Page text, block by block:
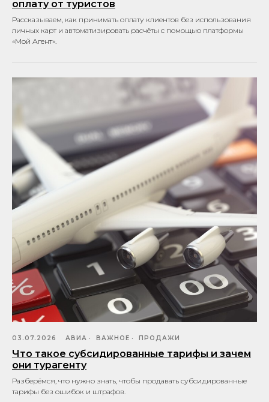
оплату от туристов
Рассказываем, как принимать оплату клиентов без использования
личных карт и автоматизировать расчёты с помощью платформы
«Мой Агент».
03.07.2026 АВИА ВАЖНОЕ ПРОДАЖИ
Что такое субсидированные тарифы и зачем
они турагенту
Разберёмся, что нужно знать, чтобы продавать субсидированные
тарифы без ошибок и штрафов.